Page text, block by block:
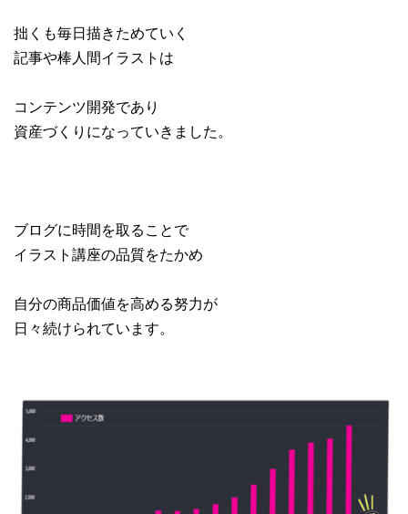
拙くも毎日描きためていく
記事や棒人間イラストは
コンテンツ開発であり
資産づくりになっていきました。
ブログに時間を取ることで
イラスト講座の品質をたかめ
自分の商品価値を高める努力が
日々続けられています。